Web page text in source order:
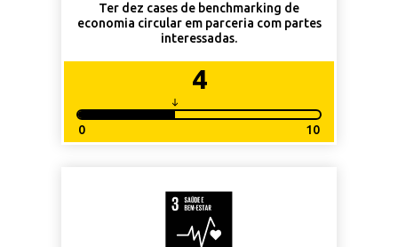
Ter dez cases de benchmarking de
economia circular em parceria com partes
interessadas.
4
0 10